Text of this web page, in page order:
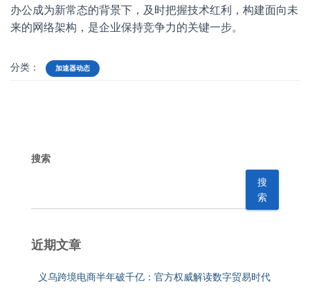
办公成为新常态的背景下，及时把握技术红利，构建面向未
来的网络架构，是企业保持竞争力的关键一步。
分类： 加速器动态
搜索
搜
索
近期文章
义乌跨境电商半年破千亿：官方权威解读数字贸易时代